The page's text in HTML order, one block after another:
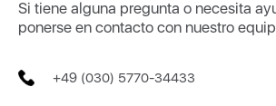
Si tiene alguna pregunta o necesita
ponerse en contacto con nuestro
+49 (030) 5770-34433